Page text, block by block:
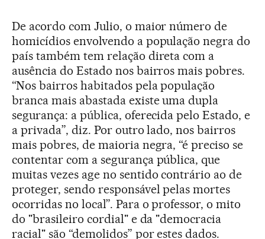
De acordo com Julio, o maior número de
homicídios envolvendo a população negra do
país também tem relação direta com a
ausência do Estado nos bairros mais pobres.
“Nos bairros habitados pela população
branca mais abastada existe uma dupla
segurança: a pública, oferecida pelo Estado, e
a privada”, diz. Por outro lado, nos bairros
mais pobres, de maioria negra, “é preciso se
contentar com a segurança pública, que
muitas vezes age no sentido contrário ao de
proteger, sendo responsável pelas mortes
ocorridas no local”. Para o professor, o mito
do "brasileiro cordial" e da "democracia
racial" são “demolidos” por estes dados.